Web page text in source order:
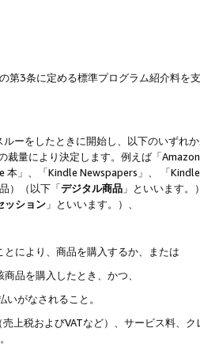
第3条に定める標準プログラム紹介料を
ーをしたときに開始し、以下のいずれ
裁量により決定します。例えば「Amazon
本」、「Kindle Newspapers」、 「Kindle
）（以下「デジタル商品 」といいます。
ッション 」といいます。）、
により、商品を購入するか、または
品を購入したとき、かつ、
がなされること。
上税およびVATなど）、サービス料、ク